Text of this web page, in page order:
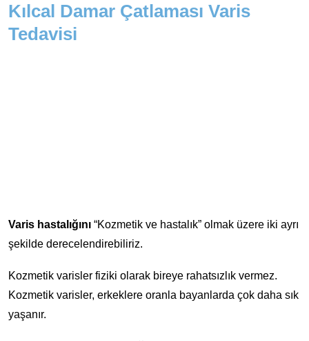
Kılcal Damar Çatlaması Varis
Tedavisi
Varis hastalığını “Kozmetik ve hastalık” olmak üzere iki ayrı
şekilde derecelendirebiliriz.
Kozmetik varisler fiziki olarak bireye rahatsızlık vermez.
Kozmetik varisler, erkeklere oranla bayanlarda çok daha sık
yaşanır.